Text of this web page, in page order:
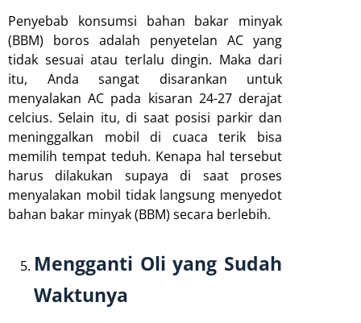
Penyebab konsumsi bahan bakar minyak
(BBM) boros adalah penyetelan AC yang
tidak sesuai atau terlalu dingin. Maka dari
itu, Anda sangat disarankan untuk
menyalakan AC pada kisaran 24-27 derajat
celcius. Selain itu, di saat posisi parkir dan
meninggalkan mobil di cuaca terik bisa
memilih tempat teduh. Kenapa hal tersebut
harus dilakukan supaya di saat proses
menyalakan mobil tidak langsung menyedot
bahan bakar minyak (BBM) secara berlebih.
Mengganti Oli yang Sudah
Waktunya